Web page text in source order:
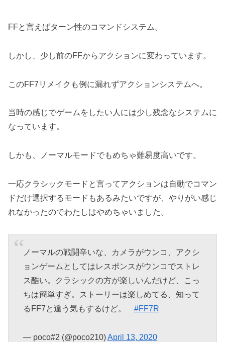
FFと言えばターン性のコマンドシステム。
しかし、少し前のFFからアクションに変わっています。
このFF7リメイクも例に漏れずアクションシステムへ。
当時の感じでゲームをしたい人には少し残念なシステムに
なっています。
しかも、ノーマルモードでもめちゃ難易度高いです。
一応クラシックモードと言ってアクションは自動でコマン
ドだけ選択するモードもあるみたいですが、やりがい感じ
れなかったのでわたしはやめちゃいました。
ノーマルの戦闘辛いな、カメラがウンコ、アクシ
ョンゲームとしてはレスポンスがウンコでストレ
ス酷い。クラシックの方が楽しいんだけど、こっ
ちは簡単すぎ。ストーリーは楽しめてる、知って
るFF7と違う気もするけど。 #FF7R
— poco#2 (@poco210)April 13, 2020